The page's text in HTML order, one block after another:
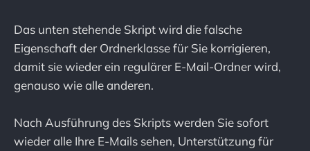
Das unten stehende Skript wird die falsche
Eigenschaft der Ordnerklasse für Sie korrigieren,
damit sie wieder ein regulärer E-Mail-Ordner wird,
genauso wie alle anderen.
Nach Ausführung des Skripts werden Sie sofort
wieder alle Ihre E-Mails sehen, Unterstützung für